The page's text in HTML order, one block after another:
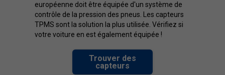
européenne doit être équipée d'un système de
contrôle de la pression des pneus. Les capteurs
TPMS sont la solution la plus utilisée. Vérifiez si
votre voiture en est également équipée !
Trouver des
capteurs